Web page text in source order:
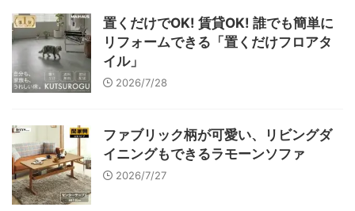
置くだけでOK! 賃貸OK! 誰でも簡単に
リフォームできる「置くだけフロアタ
イル」
2026/7/28
ファブリック柄が可愛い、リビングダ
イニングもできるラモーンソファ
2026/7/27